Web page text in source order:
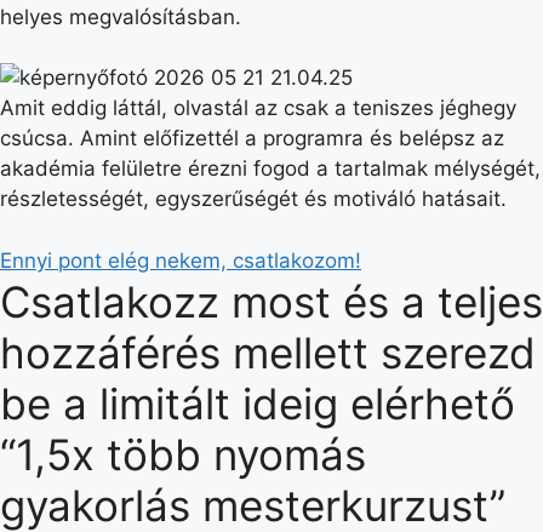
helyes megvalósításban.
Amit eddig láttál, olvastál az csak a teniszes jéghegy
csúcsa. Amint előfizettél a programra és belépsz az
akadémia felületre érezni fogod a tartalmak mélységét,
részletességét, egyszerűségét és motiváló hatásait.
Ennyi pont elég nekem, csatlakozom!
Csatlakozz most és a teljes
hozzáférés mellett szerezd
be a limitált ideig elérhető
“1,5x több nyomás
gyakorlás mesterkurzust”